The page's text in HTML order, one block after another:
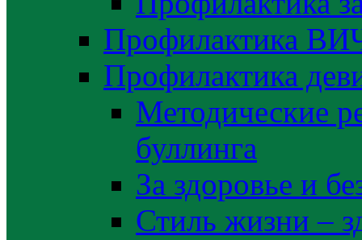
Профилактика
Профилактика
Методические
буллинга
За здоровье и
Стиль жизни –